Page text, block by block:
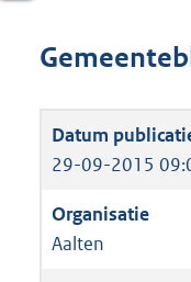
29-09-2015
Aalten